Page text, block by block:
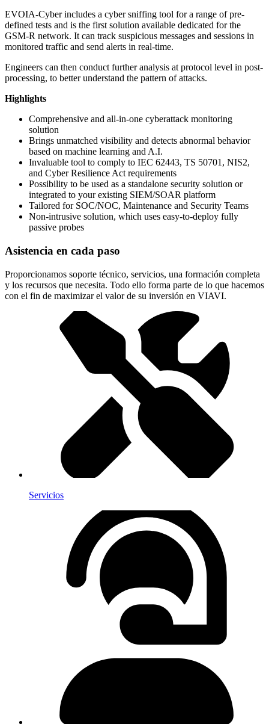
EVOIA-Cyber includes a cyber sniffing tool for a range of pre-
defined tests and is the first solution available dedicated for the
GSM-R network. It can track suspicious messages and sessions in
monitored traffic and send alerts in real-time.
Engineers can then conduct further analysis at protocol level in post-
processing, to better understand the pattern of attacks.
Highlights
Comprehensive and all-in-one cyberattack monitoring
solution
Brings unmatched visibility and detects abnormal behavior
based on machine learning and A.I.
Invaluable tool to comply to IEC 62443, TS 50701, NIS2,
and Cyber Resilience Act requirements
Possibility to be used as a standalone security solution or
integrated to your existing SIEM/SOAR platform
Tailored for SOC/NOC, Maintenance and Security Teams
Non-intrusive solution, which uses easy-to-deploy fully
passive probes
Asistencia en cada paso
Proporcionamos soporte técnico, servicios, una formación completa
y los recursos que necesita. Todo ello forma parte de lo que hacemos
con el fin de maximizar el valor de su inversión en VIAVI.
Servicios